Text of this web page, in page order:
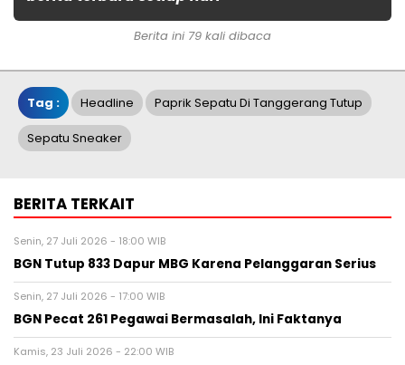
Berita ini 79 kali dibaca
Tag : Headline Paprik Sepatu Di Tanggerang Tutup
Sepatu Sneaker
BERITA TERKAIT
Senin, 27 Juli 2026 - 18:00 WIB
BGN Tutup 833 Dapur MBG Karena Pelanggaran Serius
Senin, 27 Juli 2026 - 17:00 WIB
BGN Pecat 261 Pegawai Bermasalah, Ini Faktanya
Kamis, 23 Juli 2026 - 22:00 WIB